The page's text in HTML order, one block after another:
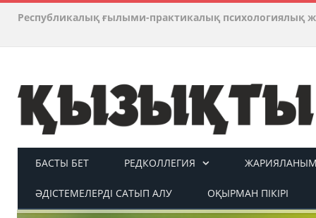
Республикалық ғылыми-практикалық психологиялық
БАСТЫ БЕТ РЕДКОЛЛЕГИЯ ЖАРИЯЛАНЫМ
ӘДІСТЕМЕЛЕРДІ САТЫП АЛУ ОҚЫРМАН ПІКІРІ